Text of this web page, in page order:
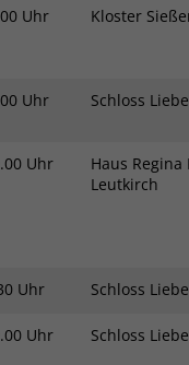
Uhr Kloster
Uhr Schloss
Uhr
Haus Regina
Leutkirch
Uhr Schloss
Uhr Schloss